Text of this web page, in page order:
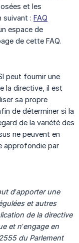
et les
suivant : FAQ
espace de
de cette FAQ.
peut fournir une
la directive, il est
sa propre
de déterminer si la
de la variété des
ne peuvent en
approfondie par
d’apporter une
et autres
de la directive
et n’engage en
du Parlement